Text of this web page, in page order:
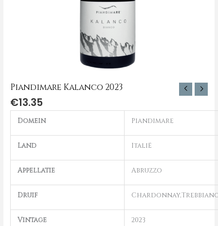
Piandimare Kalanco 2023
€13.35
Domein Piandimare
Land Italië
Appellatie Abruzzo
Druif
Vintage 2023